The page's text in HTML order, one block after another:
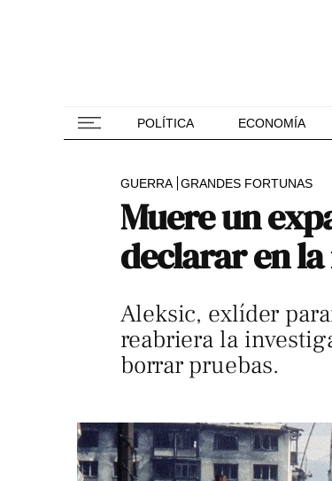
POLÍTICA ECONOMÍA
GUERRA GRANDES FORTUNAS
Muere un
declarar en
Aleksic, exlíder
reabriera la
borrar pruebas.